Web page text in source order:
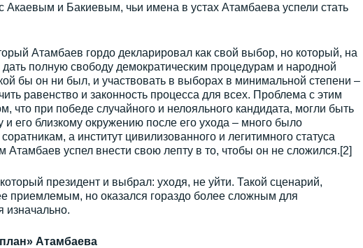
Акаевым и Бакиевым, чьи имена в устах Атамбаева успели стать
Атамбаев гордо декларировал как свой выбор, но который, на
полную свободу демократическим процедурам и народной
бы он ни был, и участвовать в выборах в минимальной степени –
равенство и законность процесса для всех. Проблема с этим
что при победе случайного и нелояльного кандидата, могли быть
его близкому окружению после его ухода – много было
а институт цивилизованного и легитимного статуса
успел внести свою лепту в то, чтобы он не сложился.[2]
президент и выбрал: уходя, не уйти. Такой сценарий,
приемлемым, но оказался гораздо более сложным для
изначально.
Атамбаева